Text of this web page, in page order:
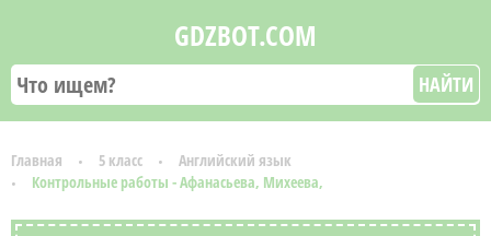
GDZBOT.COM
НАЙТИ
Главная 5 класс
Английский язык
Контрольные работы - Афанасьева, Михеева,